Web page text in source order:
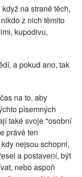
na straně těch,
z nich těmito
kupodivu,
a pokud ano, tak
na to, aby
písemných
také svoje "osobní
právě ten
nejsou schopni,
a postavení, být
nebo aspoň